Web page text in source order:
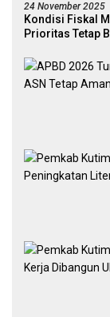
24 November 2025
Kondisi Fiskal
Prioritas Tetap